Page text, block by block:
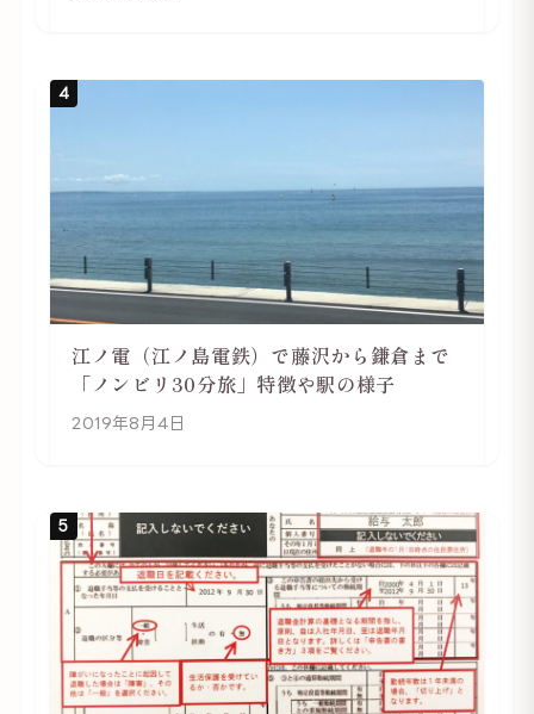
4
江ノ電（江ノ島電鉄）で藤沢から鎌倉まで
「ノンビリ30分旅」特徴や駅の様子
2019年8月4日
5